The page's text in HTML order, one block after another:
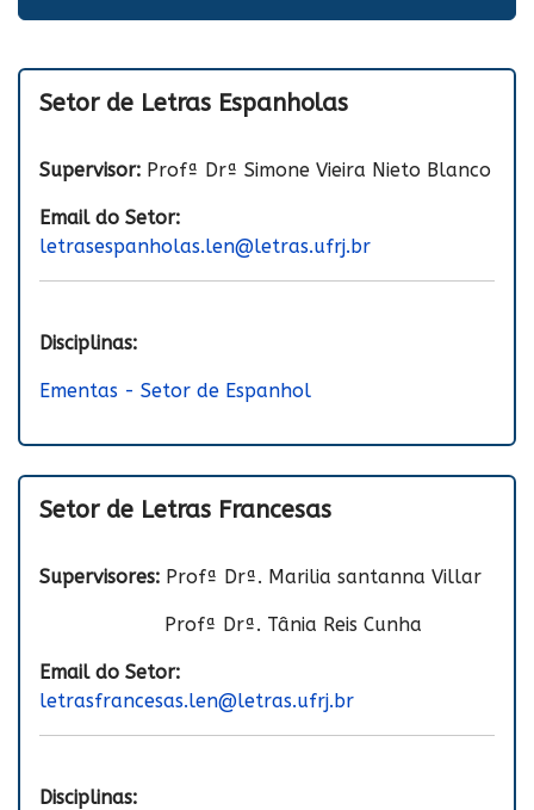
Setor de Letras Espanholas
Supervisor: Profª Drª Simone Vieira Nieto Blanco
Email do Setor:
letrasespanholas.len@letras.ufrj.br
Disciplinas:
Ementas - Setor de Espanhol
Setor de Letras Francesas
Supervisores: Profª Drª. Marilia santanna Villar
Profª Drª. Tânia Reis Cunha
Email do Setor:
letrasfrancesas.len@letras.ufrj.br
Disciplinas: